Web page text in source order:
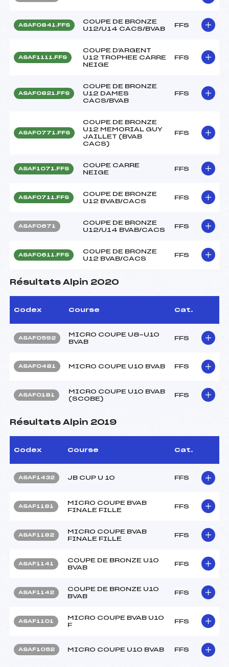
ASAF0841.FFS
COUPE DE BRONZE
U12/U14 CACS/BVAB
FFS
ASAF1111.FFS
COUPE D'ARGENT
U12 TROPHEE CARRE
NEIGE
FFS
ASAF0821.FFS
COUPE DE BRONZE
U12 DAMES
CACS/BVAB
FFS
ASAF0771.FFS
COUPE DE BRONZE
U12 MEMORIAL GUY
JAILLET (BVAB
CACS)
FFS
ASAF1071.FFS
COUPE CARRE
NEIGE
FFS
ASAF0711.FFS
COUPE DE BRONZE
U12 BVAB/CACS
FFS
ASAF0671
COUPE DE BRONZE
U12/U14 BVAB/CACS
FFS
ASAF0611.FFS
COUPE DE BRONZE
U12 BVAB/CACS
FFS
Résultats Alpin 2020
Codex Course Cat.
ASAF0592
MICRO COUPE U8-U10
BVAB
FFS
ASAF0481 MICRO COUPE U10 BVAB FFS
ASAF0181
MICRO COUPE U10 BVAB
(SCOBE)
FFS
Résultats Alpin 2019
Codex Course Cat.
ASAF1432 JB CUP U 10 FFS
ASAF1181
MICRO COUPE BVAB
FINALE FILLE
FFS
ASAF1182
MICRO COUPE BVAB
FINALE FILLE
FFS
ASAF1141
COUPE DE BRONZE U10
BVAB
FFS
ASAF1142
COUPE DE BRONZE U10
BVAB
FFS
ASAF1101
MICRO COUPE BVAB U10
F
FFS
ASAF1052 MICRO COUPE U10 BVAB FFS